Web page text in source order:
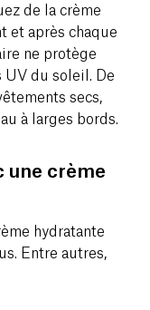
de la crème
et après chaque
ne protège
UV du soleil. De
secs,
à larges bords.
une crème
hydratante
Entre autres,